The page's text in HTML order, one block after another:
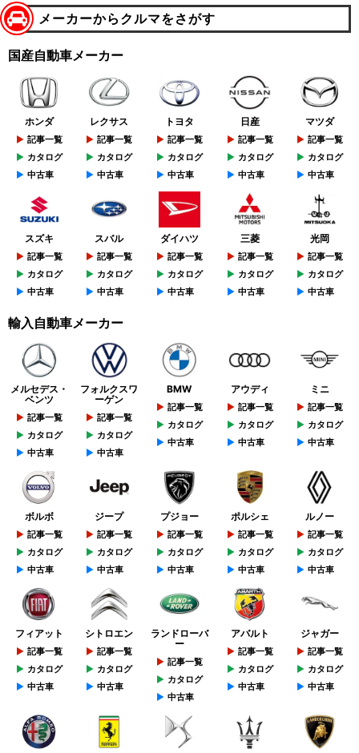
メーカーからクルマをさがす
国産自動車メーカー
ホンダ
記事一覧
カタログ
中古車
レクサス
記事一覧
カタログ
中古車
トヨタ
記事一覧
カタログ
中古車
日産
記事一覧
カタログ
中古車
マツダ
記事一覧
カタログ
中古車
スズキ
記事一覧
カタログ
中古車
スバル
記事一覧
カタログ
中古車
ダイハツ
記事一覧
カタログ
中古車
三菱
記事一覧
カタログ
中古車
光岡
記事一覧
カタログ
中古車
輸入自動車メーカー
メルセデス・
ベンツ
記事一覧
カタログ
中古車
フォルクスワ
ーゲン
記事一覧
カタログ
中古車
BMW
記事一覧
カタログ
中古車
アウディ
記事一覧
カタログ
中古車
ミニ
記事一覧
カタログ
中古車
ボルボ
記事一覧
カタログ
中古車
ジープ
記事一覧
カタログ
中古車
プジョー
記事一覧
カタログ
中古車
ポルシェ
記事一覧
カタログ
中古車
ルノー
記事一覧
カタログ
中古車
フィアット
記事一覧
カタログ
中古車
シトロエン
記事一覧
カタログ
中古車
ランドローバ
ー
記事一覧
カタログ
中古車
アバルト
記事一覧
カタログ
中古車
ジャガー
記事一覧
カタログ
中古車